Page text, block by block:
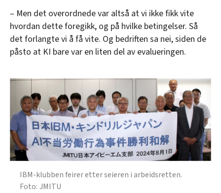
– Men det overordnede var altså at vi ikke fikk vite
hvordan dette foregikk, og på hvilke betingelser. Så
det forlangte vi å få vite. Og bedriften sa nei, siden de
påsto at KI bare var en liten del av evalueringen.
IBM-klubben feirer etter seieren i arbeidsretten.
JMITU